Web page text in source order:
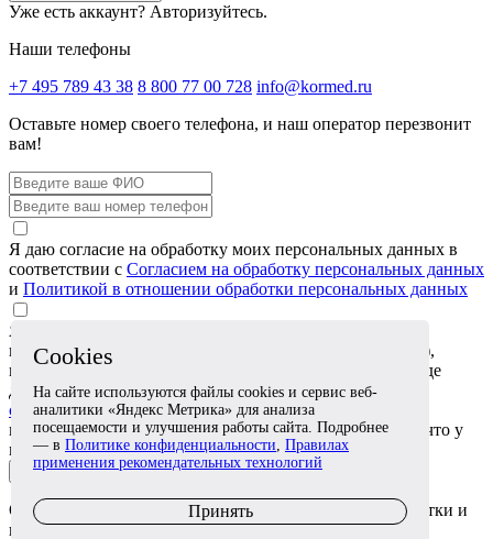
Уже есть аккаунт? Авторизуйтесь.
Наши телефоны
+7 495 789 43 38 8 800 77 00 728 info@kormed.ru
Оставьте номер своего телефона, и наш оператор перезвонит
вам!
Я даю согласие на обработку моих персональных данных в
соответствии с Согласием на обработку персональных данных
и Политикой в отношении обработки персональных данных
Я даю согласие на обработку специальных категорий
персональных данных (сведений о состоянии здоровья),
которые я сообщаю в обращении или прикрепляю в виде
документов, в соответствии с Согласием на обработку
специальных категорий персональных данных
подтверждаю, что эти сведения относятся ко мне либо что у
меня есть согласие лица, к которому они относятся
Отправить заявку
Отправляя заявку, вы соглашаетесь с
обработки и
использования персональных данных.
Cookies
На сайте используются файлы cookies и сервис веб-
аналитики «Яндекс Метрика» для анализа
посещаемости и улучшения работы сайта. Подробнее
— в Политике конфиденциальности, Правилах
применения рекомендательных технологий
Принять